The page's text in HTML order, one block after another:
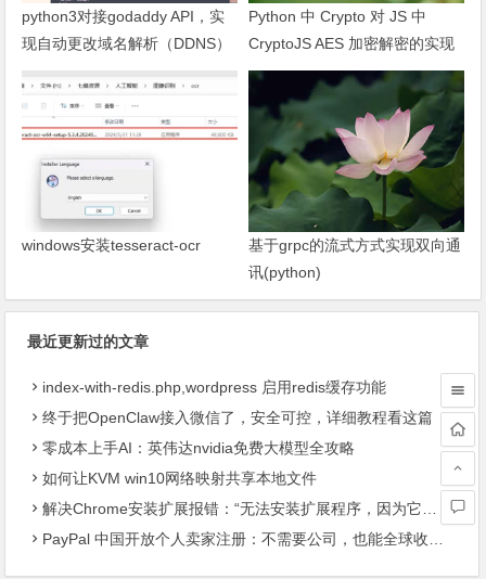
python3对接godaddy API，实
现自动更改域名解析（DDNS）
Python 中 Crypto 对 JS 中
CryptoJS AES 加密解密的实现
及问题处理
windows安装tesseract-ocr
基于grpc的流式方式实现双向通
讯(python)
最近更新过的文章
index-with-redis.php,wordpress 启用redis缓存功能
终于把OpenClaw接入微信了，安全可控，详细教程看这篇
零成本上手AI：英伟达nvidia免费大模型全攻略
如何让KVM win10网络映射共享本地文件
解决Chrome安装扩展报错：“无法安装扩展程序，因为它使用了不受支持的清单版本“
PayPal 中国开放个人卖家注册：不需要公司，也能全球收款了